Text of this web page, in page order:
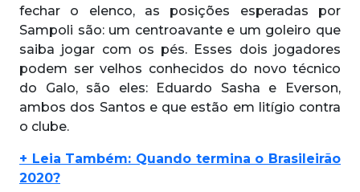
fechar o elenco, as posições esperadas por
Sampoli são: um centroavante e um goleiro que
saiba jogar com os pés. Esses dois jogadores
podem ser velhos conhecidos do novo técnico
do Galo, são eles: Eduardo Sasha e Everson,
ambos dos Santos e que estão em litígio contra
o clube.
+ Leia Também: Quando termina o Brasileirão
2020?